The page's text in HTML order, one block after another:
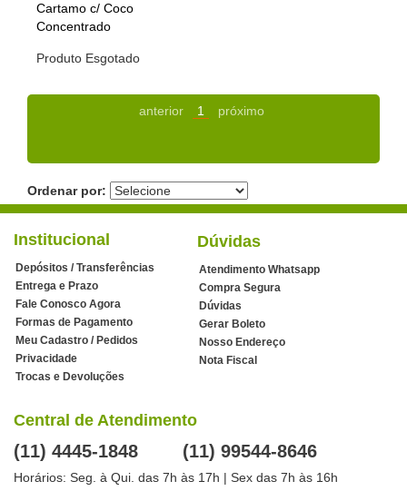
Cartamo c/ Coco
Concentrado
Produto Esgotado
anterior 1 próximo
Ordenar por:
Institucional
Depósitos / Transferências
Entrega e Prazo
Fale Conosco Agora
Formas de Pagamento
Meu Cadastro / Pedidos
Privacidade
Trocas e Devoluções
Dúvidas
Atendimento Whatsapp
Compra Segura
Dúvidas
Gerar Boleto
Nosso Endereço
Nota Fiscal
Central de Atendimento
(11) 4445-1848 (11) 99544-8646
Horários: Seg. à Qui. das 7h às 17h | Sex das 7h às 16h